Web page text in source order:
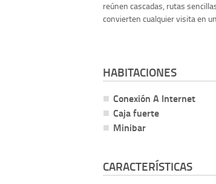
reúnen cascadas, rutas
convierten cualquier visita en
HABITACIONES
Conexión A Internet
Caja fuerte
Minibar
CARACTERÍSTICAS